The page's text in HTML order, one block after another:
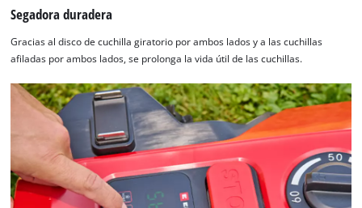
Segadora duradera
Gracias al disco de cuchilla giratorio por ambos lados y a las cuchillas
afiladas por ambos lados, se prolonga la vida útil de las cuchillas.